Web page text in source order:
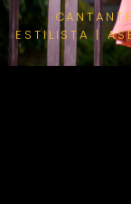
ESTILISTA |